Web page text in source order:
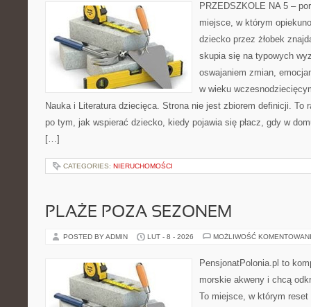
PRZEDSZKOLE NA 5 –
miejsce, w którym
dziecko przez żłobek
skupia się na typowych
oswajaniem zmian,
w wieku
Nauka i Literatura dziecięca. Strona nie jest zbiorem definicji. To
po tym, jak wspierać dziecko, kiedy pojawia się płacz, gdy w
[…]
CATEGORIES: NIERUCHOMOŚCI
PLAŻE POZA SEZONEM
POSTED BY ADMIN LUT - 8 - 2026 MOŻLIWOŚĆ
PensjonatPolonia.pl to
morskie akweny i chcą
To miejsce, w którym